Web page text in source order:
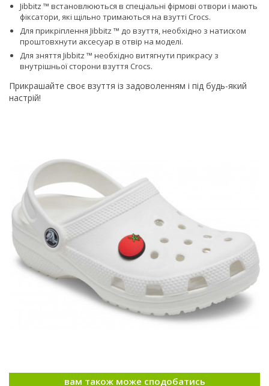
Jibbitz ™ встановлюються в спеціальні фірмові отвори і мають
фіксатори, які щільно тримаються на взутті Сrocs.
Для прикріплення Jibbitz ™ до взуття, необхідно з натиском
проштовхнути аксесуар в отвір на моделі.
Для зняття Jibbitz ™ необхідно витягнути прикрасу з
внутрішньої сторони взуття Сrocs.
Прикрашайте своє взуття із задоволенням і під будь-який
настрій!
вам також може сподобатись